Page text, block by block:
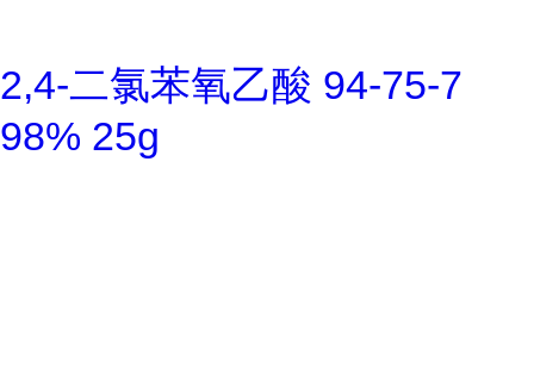
2,4-二氯苯氧乙酸 94-75-7
98% 25g